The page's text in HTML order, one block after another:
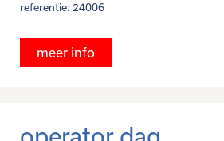
referentie: 24006
meer info